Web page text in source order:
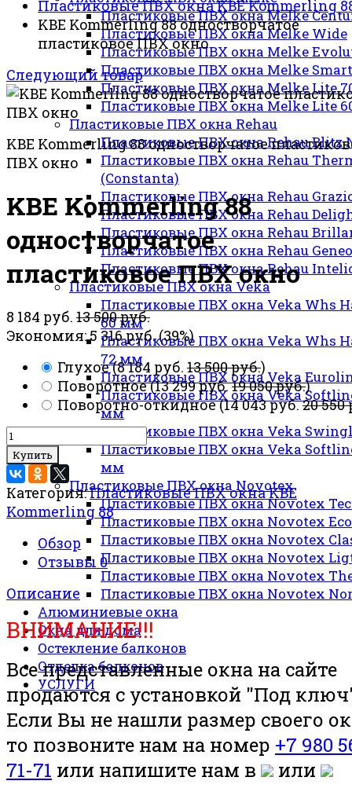
Пластиковые ПВХ окна Melke
Пластиковые ПВХ окна Melke Wide
Пластиковые ПВХ окна Melke
Пластиковые ПВХ окна Melke Smart
Пластиковые ПВХ окна Melke Lite
Пластиковые ПВХ окна Melke Lite
Пластиковые ПВХ окна Rehau
Пластиковые ПВХ окна Rehau Blitz
Пластиковые ПВХ окна Rehau
(Constanta)
Пластиковые ПВХ окна Rehau
Пластиковые ПВХ окна Rehau
Пластиковые ПВХ окна Rehau
Пластиковые ПВХ окна Rehau Geneo
Пластиковые ПВХ окна Rehau
Пластиковые ПВХ окна Veka
Пластиковые ПВХ окна Veka Whs
60 мм
Пластиковые ПВХ окна Veka Whs
72 мм
Пластиковые ПВХ окна Veka
Пластиковые ПВХ окна Veka
мм
Пластиковые ПВХ окна Veka
Пластиковые ПВХ окна Veka
мм
Пластиковые ПВХ окна Novotex
Пластиковые ПВХ окна Novotex
Пластиковые ПВХ окна Novotex
Пластиковые ПВХ окна Novotex
Пластиковые ПВХ окна Novotex
Пластиковые ПВХ окна Novotex
Пластиковые ПВХ окна Novotex
Алюминиевые окна
Окна для дома
Остекление балконов
Отделка балконов
УСЛУГИ
Пластиковые ПВХ окна KBE Kommerling
KBE Kommerling 88 одностворчатое
пластиковое ПВХ окно
Следующий товар
KBE Kommerling 88 одностворчатое
ПВХ окно
KBE Kommerling 88
одностворчатое
пластиковое ПВХ окно
8 184 руб. 13 500 руб.
Экономия:5 316 руб.(39%)
Глухое(8 184 руб. 13 500 руб.)
Поворотное(13 299 руб.19 050 руб.)
Поворотно-откидное(14 043 руб.20 550
Купить
Категория:Пластиковые ПВХ окна KBE
Kommerling 88
Обзор
Отзывы 0
Описание
ВНИМАНИЕ!!!
Все представленные окна на сайте
продаются с установкой "Под
Если Вы не нашли размер своего
то позвоните нам на номер +7 980
71-71 или напишите нам в или